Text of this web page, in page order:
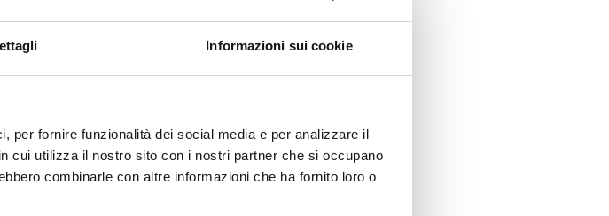
Informazioni sui cookie
per fornire funzionalità dei social media e per analizzare il
cui utilizza il nostro sito con i nostri partner che si occupano
combinarle con altre informazioni che ha fornito loro o
questi
forma